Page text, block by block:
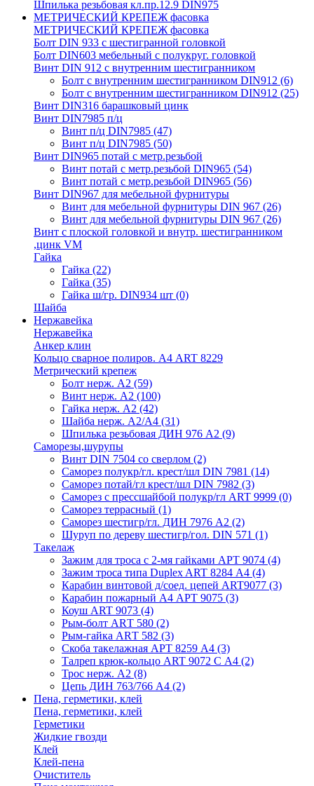
Шпилька резьбовая кл.пр.12.9 DIN975
МЕТРИЧЕСКИЙ КРЕПЕЖ фасовка
МЕТРИЧЕСКИЙ КРЕПЕЖ фасовка
Болт DIN 933 с шестигранной головкой
Болт DIN603 мебельный с полукруг. головкой
Винт DIN 912 с внутренним шестигранником
Болт с внутренним шестигранником DIN912 (6)
Болт с внутренним шестигранником DIN912 (25)
Винт DIN316 барашковый цинк
Винт DIN7985 п/ц
Винт п/ц DIN7985 (47)
Винт п/ц DIN7985 (50)
Винт DIN965 потай с метр.резьбой
Винт потай с метр.резьбой DIN965 (54)
Винт потай с метр.резьбой DIN965 (56)
Винт DIN967 для мебельной фурнитуры
Винт для мебельной фурнитуры DIN 967 (26)
Винт для мебельной фурнитуры DIN 967 (26)
Винт с плоской головкой и внутр. шестигранником
,цинк VM
Гайка
Гайка (22)
Гайка (35)
Гайка ш/гр. DIN934 шт (0)
Шайба
Нержавейка
Нержавейка
Анкер клин
Кольцо сварное полиров. А4 ART 8229
Метрический крепеж
Болт нерж. А2 (59)
Винт нерж. А2 (100)
Гайка нерж. А2 (42)
Шайба нерж. А2/А4 (31)
Шпилька резьбовая ДИН 976 А2 (9)
Саморезы,шурупы
Винт DIN 7504 со сверлом (2)
Саморез полукр/гл. крест/шл DIN 7981 (14)
Саморез потай/гл крест/шл DIN 7982 (3)
Саморез с прессшайбой полукр/гл ART 9999 (0)
Саморез террасный (1)
Саморез шестигр/гл. ДИН 7976 А2 (2)
Шуруп по дереву шестигр/гол. DIN 571 (1)
Такелаж
Зажим для троса с 2-мя гайками АРТ 9074 (4)
Зажим троса типа Duplex ART 8284 А4 (4)
Карабин винтовой д/соед. цепей ART9077 (3)
Карабин пожарный А4 АРТ 9075 (3)
Коуш ART 9073 (4)
Рым-болт АRТ 580 (2)
Рым-гайка АRТ 582 (3)
Скоба такелажная АРТ 8259 А4 (3)
Талреп крюк-кольцо ART 9072 С A4 (2)
Трос нерж. А2 (8)
Цепь ДИН 763/766 А4 (2)
Пена, герметики, клей
Пена, герметики, клей
Герметики
Жидкие гвозди
Клей
Клей-пена
Очиститель